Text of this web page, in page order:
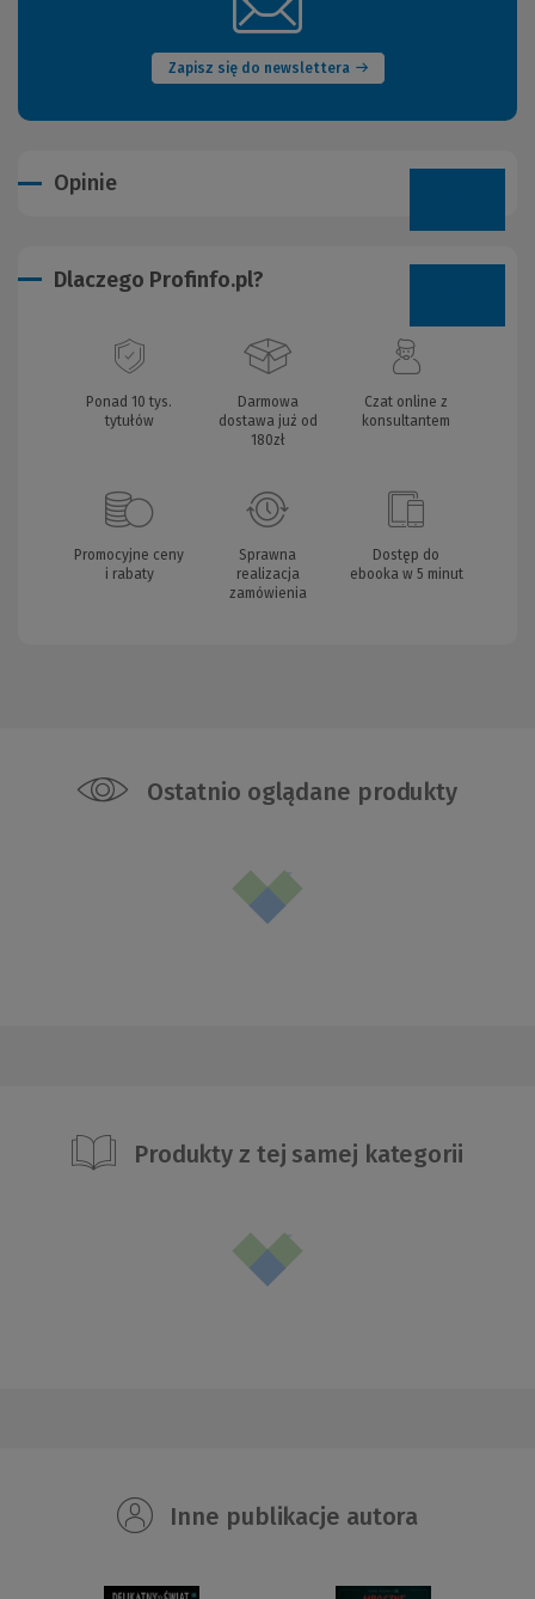
Zapisz się do newslettera
(Nowe
okno)
Opinie
Dlaczego Profinfo.pl?
Ponad 10 tys.
tytułów
Darmowa
dostawa już od
180zł
Czat online z
konsultantem
Promocyjne ceny
i rabaty
Sprawna
realizacja
zamówienia
Dostęp do
ebooka w 5 minut
Ostatnio oglądane produkty
Produkty z tej samej kategorii
Inne publikacje autora